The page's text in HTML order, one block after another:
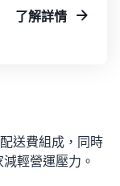
了解詳情
送費組成，同時
輕營運壓力。